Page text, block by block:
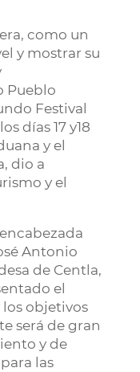
como un
y mostrar su
Pueblo
Festival
días 17 y18
y el
dio a
y el
Antonio
de Centla,
el
objetivos
será de gran
y de
las